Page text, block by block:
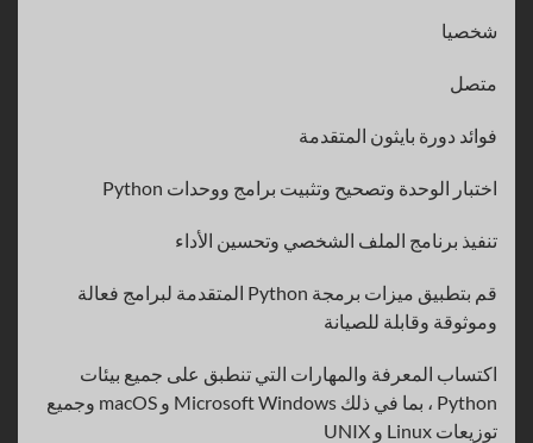
شخصيا
متصل
فوائد دورة بايثون المتقدمة
اختبار الوحدة وتصحيح وتثبيت برامج ووحدات Python
تنفيذ برنامج الملف الشخصي وتحسين الأداء
قم بتطبيق ميزات برمجة Python المتقدمة لبرامج فعالة
وموثوقة وقابلة للصيانة
اكتساب المعرفة والمهارات التي تنطبق على جميع بيئات
Python ، بما في ذلك Microsoft Windows و macOS وجميع
توزيعات Linux و UNIX